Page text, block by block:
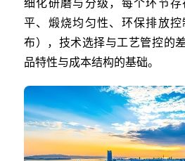
平、煅烧均匀性、环保排放
布），技术选择与工艺管控的
品特性与成本结构的基础。